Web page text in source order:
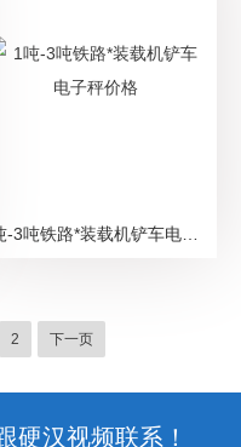
2 下一页
硬汉视频联系！